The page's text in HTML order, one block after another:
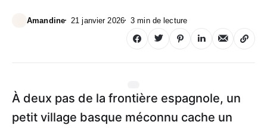
Amandine 21 janvier 2026 3 min de lecture
À deux pas de la frontière espagnole, un
petit village basque méconnu cache un